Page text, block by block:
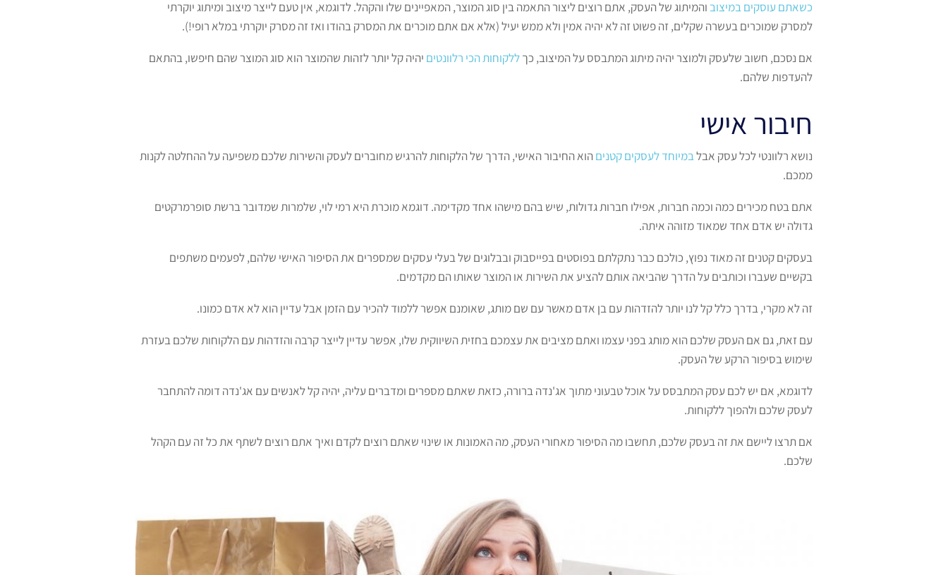
כשאתם עוסקים במיצוב והמיתוג של העסק, אתם רוצים ליצור התאמה בין סוג המוצר, המאפיינים שלו והקהל. לדוגמא, אין טעם לייצר מיצוב ומיתוג יוקרתי
למסרק שמוכרים בעשרה שקלים, זה פשוט זה לא יהיה אמין ולא ממש יעיל (אלא אם אתם מוכרים את המסרק בהודו ואז זה מסרק יוקרתי במלא רופי!).
אם נסכם, חשוב שלעסק ולמוצר יהיה מיתוג המתבסס על המיצוב, כךללקוחות הכי רלוונטים יהיה קל יותר לזהות שהמוצר הוא סוג המוצר שהם חיפשו, בהתאם
להעדפות שלהם.
חיבור אישי
נושא רלוונטי לכל עסק אבלבמיוחד לעסקים קטניםהוא החיבור האישי, הדרך של הלקוחות להרגיש מחוברים לעסק והשירות שלכם משפיעה על ההחלטה לקנות
ממכם.
אתם בטח מכירים כמה וכמה חברות, אפילו חברות גדולות, שיש בהם מישהו אחד מקדימה. דוגמא מוכרת היא רמי לוי, שלמרות שמדובר ברשת סופרמרקטים
גדולה יש אדם אחד שמאוד מזוהה איתה.
בעסקים קטנים זה מאוד נפוץ, כולכם כבר נתקלתם בפוסטים בפייסבוק ובבלוגים של בעלי עסקים שמספרים את הסיפור האישי שלהם, לפעמים משתפים
בקשיים שעברו וכותבים על הדרך שהביאה אותם להציע את השירות או המוצר שאותו הם מקדמים.
זה לא מקרי, בדרך כלל קל לנו יותר להזדהות עם בן אדם מאשר עם שם מותג, שאומנם אפשר ללמוד להכיר עם הזמן אבל עדיין הוא לא אדם כמונו.
עם זאת, גם אם העסק שלכם הוא מותג בפני עצמו ואתם מציבים את עצמכם בחזית השיווקית שלו, אפשר עדיין לייצר קרבה והזדהות עם הלקוחות שלכם בעזרת
שימוש בסיפור הרקע של העסק.
לדוגמא, אם יש לכם עסק המתבסס על אוכל טבעוני מתוך אג'נדה ברורה, כזאת שאתם מספרים ומדברים עליה, יהיה קל לאנשים עם אג'נדה דומה להתחבר
לעסק שלכם ולהפוך ללקוחות.
אם תרצו ליישם את זה בעסק שלכם, תחשבו מה הסיפור מאחורי העסק, מה האמונות או שינוי שאתם רוצים לקדם ואיך אתם רוצים לשתף את כל זה עם הקהל
שלכם.